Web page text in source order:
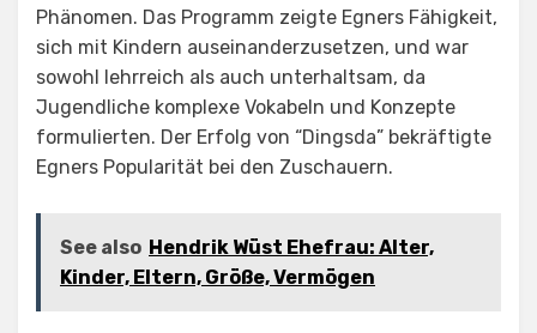
Phänomen. Das Programm zeigte Egners Fähigkeit,
sich mit Kindern auseinanderzusetzen, und war
sowohl lehrreich als auch unterhaltsam, da
Jugendliche komplexe Vokabeln und Konzepte
formulierten. Der Erfolg von “Dingsda” bekräftigte
Egners Popularität bei den Zuschauern.
See also Hendrik Wüst Ehefrau: Alter,
Kinder, Eltern, Größe, Vermögen